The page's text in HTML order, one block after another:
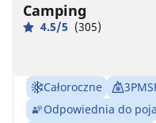
Camping
4.5/5 (305)
Całoroczne
Odpowiednia do